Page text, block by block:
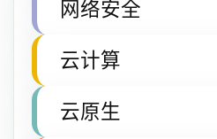
网络安全
云计算
云原生